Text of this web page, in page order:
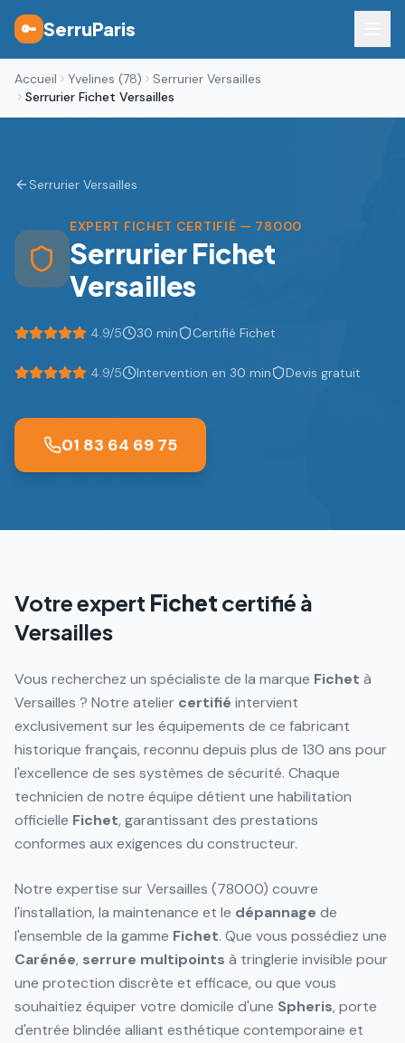
🔑 SerruParis
Accueil Yvelines (78)
Serrurier Versailles
Serrurier Fichet Versailles
Serrurier Versailles
EXPERT FICHET CERTIFIÉ — 78000
Serrurier Fichet
Versailles
4.9/5 30 min Certifié Fichet
4.9/5 Intervention en 30 min Devis gratuit
01 83 64 69 75
Votre expert Fichet certifié à
Versailles
Vous recherchez un spécialiste de la marque Fichet à
Versailles ? Notre atelier certifié intervient
exclusivement sur les équipements de ce fabricant
historique français, reconnu depuis plus de 130 ans pour
l'excellence de ses systèmes de sécurité. Chaque
technicien de notre équipe détient une habilitation
officielle Fichet, garantissant des prestations
conformes aux exigences du constructeur.
Notre expertise sur Versailles (78000) couvre
l'installation, la maintenance et le dépannage de
l'ensemble de la gamme Fichet. Que vous possédiez une
Carénée, serrure multipoints à tringlerie invisible pour
une protection discrète et efficace, ou que vous
souhaitiez équiper votre domicile d'une Spheris, porte
d'entrée blindée alliant esthétique contemporaine et